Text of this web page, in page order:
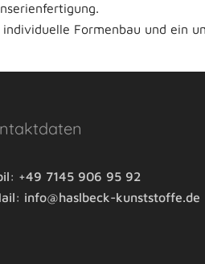
individuelle Formenbau und ein
+49 7145 906 95 92
info@haslbeck-kunststoffe.de